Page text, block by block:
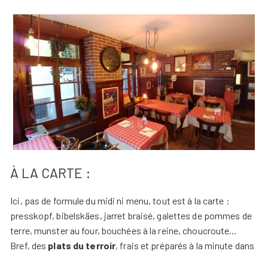
À LA CARTE :
Ici, pas de formule du midi ni menu, tout est à la carte :
presskopf, bibelskäes, jarret braisé, galettes de pommes de
terre, munster au four, bouchées à la reine, choucroute…
Bref, des plats du terroir, frais et préparés à la minute dans